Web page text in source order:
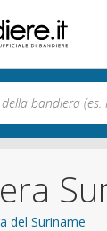
del Suriname